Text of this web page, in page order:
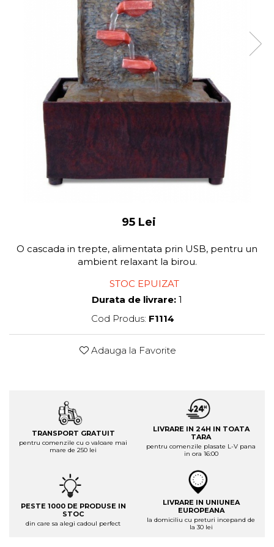
95 Lei
O cascada in trepte, alimentata prin USB, pentru un
ambient relaxant la birou.
STOC EPUIZAT
Durata de livrare: 1
Cod Produs: F1114
Adauga la Favorite
TRANSPORT GRATUIT
pentru comenzile cu o valoare mai
mare de 250 lei
LIVRARE IN 24H IN TOATA
TARA
pentru comenzile plasate L-V pana
in ora 16:00
PESTE 1000 DE PRODUSE IN
STOC
din care sa alegi cadoul perfect
LIVRARE IN UNIUNEA
EUROPEANA
la domiciliu cu preturi incepand de
la 30 lei